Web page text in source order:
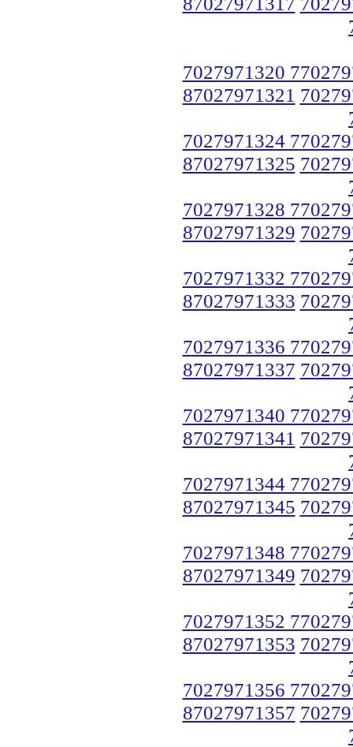
7027971320
87027971321
7027971324
87027971325
7027971328
87027971329
7027971332
87027971333
7027971336
87027971337
7027971340
87027971341
7027971344
87027971345
7027971348
87027971349
7027971352
87027971353
7027971356
87027971357